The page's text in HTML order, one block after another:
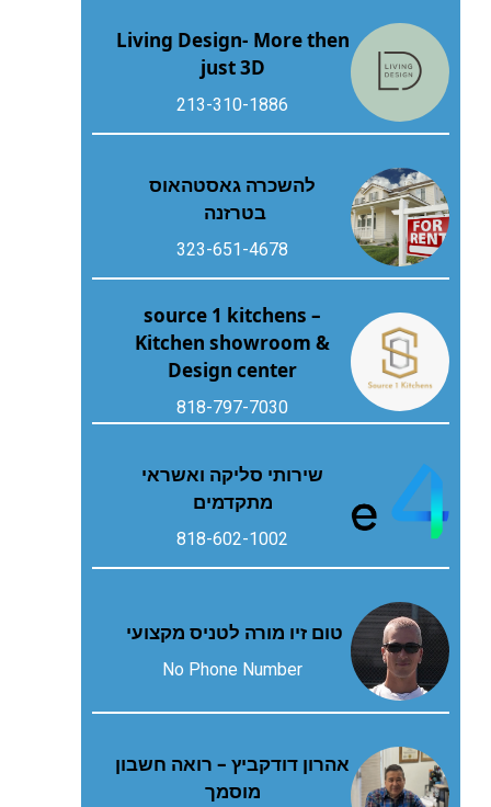
Living Design- More then
just 3D
213-310-1886
להשכרה גאסטהאוס
בטרזנה
323-651-4678
source 1 kitchens –
Kitchen showroom &
Design center
818-797-7030
שירותי סליקה ואשראי
מתקדמים
818-602-1002
טום זיו מורה לטניס מקצועי
No Phone Number
אהרון דודקביץ – רואה חשבון
מוסמך